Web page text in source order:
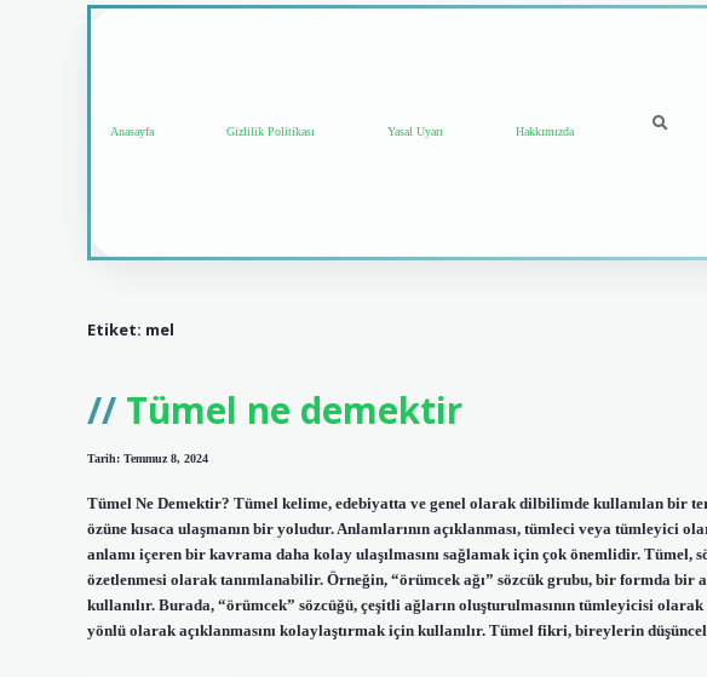
Anasayfa Gizlilik Politikası Yasal Uyarı Hakkımızda
Etiket: mel
Tümel ne demektir
Tarih: Temmuz 8, 2024
Tümel Ne Demektir? Tümel kelime, edebiyatta ve genel olarak dilbilimde kullanılan bir
özüne kısaca ulaşmanın bir yoludur. Anlamlarının açıklanması, tümleci veya tümleyici
anlamı içeren bir kavrama daha kolay ulaşılmasını sağlamak için çok önemlidir. Tümel,
özetlenmesi olarak tanımlanabilir. Örneğin, “örümcek ağı” sözcük grubu, bir formda bir
kullanılır. Burada, “örümcek” sözcüğü, çeşitli ağların oluşturulmasının tümleyicisi
yönlü olarak açıklanmasını kolaylaştırmak için kullanılır. Tümel fikri, bireylerin